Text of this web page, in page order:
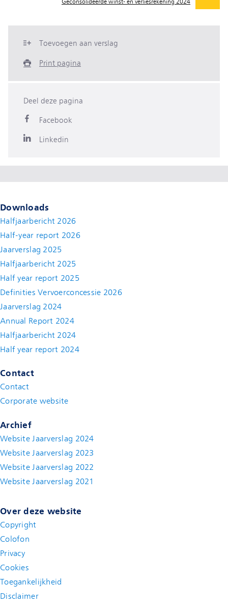
Geconsolideerde winst- en verliesrekening 2024
Toevoegen aan verslag
Print pagina
Deel deze pagina
Facebook
Linkedin
Downloads
Halfjaarbericht 2026
Half-year report 2026
Jaarverslag 2025
Halfjaarbericht 2025
Half year report 2025
Definities Vervoerconcessie 2026
Jaarverslag 2024
Annual Report 2024
Halfjaarbericht 2024
Half year report 2024(new window)
Contact
Contact
Corporate website
Archief
Website Jaarverslag 2024
Website Jaarverslag 2023
Website Jaarverslag 2022
Website Jaarverslag 2021
Over deze website
Copyright
Colofon
Privacy
Cookies
Toegankelijkheid
Disclaimer(new window)